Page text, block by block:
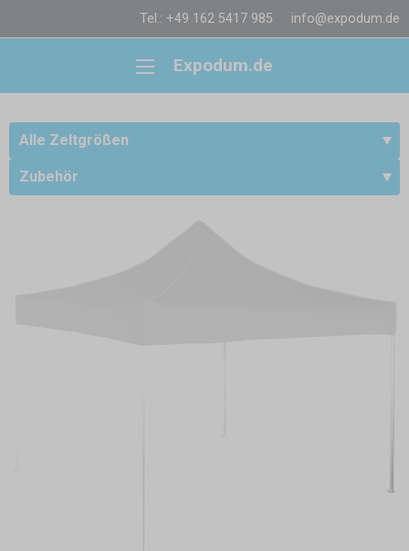
Tel.: +49 162 5417 985 info@expodum.de
Expodum.de
Alle Zeltgrößen
Zubehör